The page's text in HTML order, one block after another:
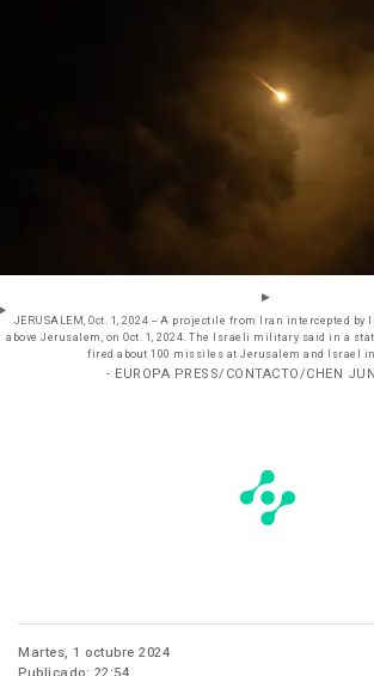
JERUSALEM, Oct. 1, 2024 -- A projectile from Iran intercepted by Israel flies through the sky
above Jerusalem, on Oct. 1, 2024. The Israeli military said in a
fired about 100 missiles at Jerusalem and Israel
- EUROPA PRESS/CONTACTO/CHEN
Martes, 1 octubre 2024